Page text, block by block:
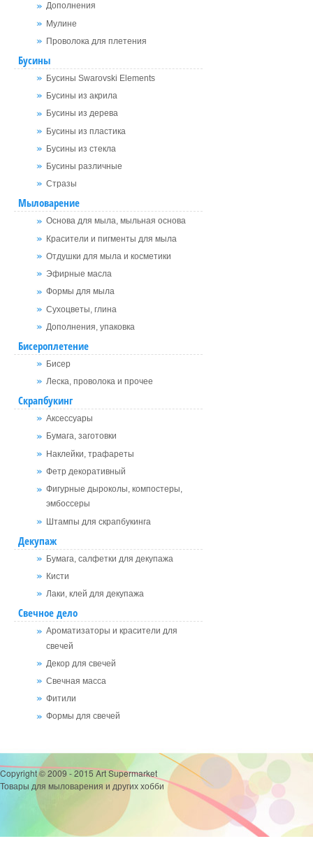
Дополнения
Мулине
Проволока для плетения
Бусины
Бусины Swarovski Elements
Бусины из акрила
Бусины из дерева
Бусины из пластика
Бусины из стекла
Бусины различные
Стразы
Мыловарение
Основа для мыла, мыльная основа
Красители и пигменты для мыла
Отдушки для мыла и косметики
Эфирные масла
Формы для мыла
Сухоцветы, глина
Дополнения, упаковка
Бисероплетение
Бисер
Леска, проволока и прочее
Скрапбукинг
Аксессуары
Бумага, заготовки
Наклейки, трафареты
Фетр декоративный
Фигурные дыроколы, компостеры,
эмбоссеры
Штампы для скрапбукинга
Декупаж
Бумага, салфетки для декупажа
Кисти
Лаки, клей для декупажа
Свечное дело
Ароматизаторы и красители для
свечей
Декор для свечей
Свечная масса
Фитили
Формы для свечей
Copyright © 2009 - 2015 Art Supermarket
Товары для мыловарения и других хобби